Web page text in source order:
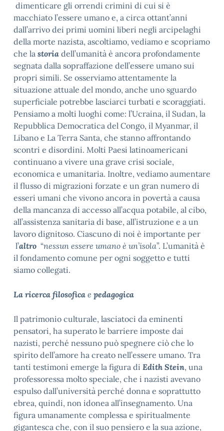
dimenticare gli orrendi crimini di cui si è
macchiato l’essere umano e, a circa ottant’anni
dall’arrivo dei primi uomini liberi negli arcipelaghi
della morte nazista, ascoltiamo, vediamo e scopriamo
che la storia dell’umanità è ancora profondamente
segnata dalla sopraffazione dell’essere umano sui
propri simili. Se osserviamo attentamente la
situazione attuale del mondo, anche uno sguardo
superficiale potrebbe lasciarci turbati e scoraggiati.
Pensiamo a molti luoghi come: l’Ucraina, il Sudan, la
Repubblica Democratica del Congo, il Myanmar, il
Libano e La Terra Santa, che stanno affrontando
scontri e disordini. Molti Paesi latinoamericani
continuano a vivere una grave crisi sociale,
economica e umanitaria. Inoltre, vediamo aumentare
il flusso di migrazioni forzate e un gran numero di
esseri umani che vivono ancora in povertà a causa
della mancanza di accesso all’acqua potabile, al cibo,
all’assistenza sanitaria di base, all’istruzione e a un
lavoro dignitoso. Ciascuno di noi è importante per
l’altro “nessun essere umano è un’isola”. L’umanità è
il fondamento comune per ogni soggetto e tutti
siamo collegati.
La ricerca filosofica e pedagogica
Il patrimonio culturale, lasciatoci da eminenti
pensatori, ha superato le barriere imposte dai
nazisti, perché nessuno può spegnere ciò che lo
spirito dell’amore ha creato nell’essere umano. Tra
tanti testimoni emerge la figura di Edith Stein, una
professoressa molto speciale, che i nazisti avevano
espulso dall’università perché donna e soprattutto
ebrea, quindi, non idonea all’insegnamento. Una
figura umanamente complessa e spiritualmente
gigantesca che, con il suo pensiero e la sua azione,